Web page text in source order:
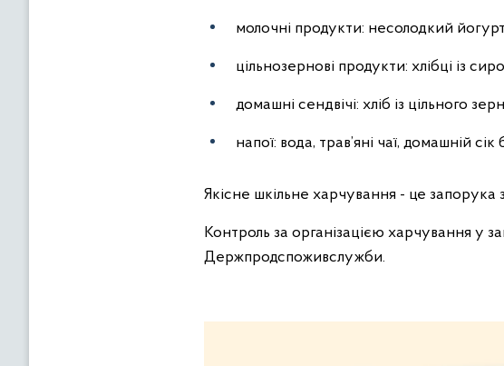
молочні продукти: несолодкий
цільнозернові продукти: хлібці із
домашні сендвічі: хліб із цільного
напої: вода, трав’яні чаї, домашній
Якісне шкільне харчування - це
Контроль за організацією харчування у
Держпродспоживслужби.